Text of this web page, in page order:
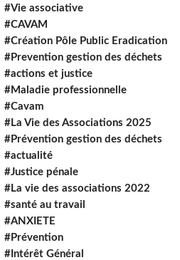
#Vie associative
#CAVAM
#Création Pôle Public Eradication
#Prevention gestion des déchets
#actions et justice
#Maladie professionnelle
#Cavam
#La Vie des Associations 2025
#Prévention gestion des déchets
#actualité
#Justice pénale
#La vie des associations 2022
#santé au travail
#ANXIETE
#Prévention
#Intérêt Général